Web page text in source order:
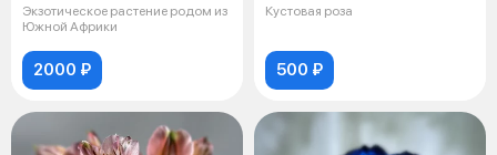
Экзотическое растение родом из
Южной Африки
2000 ₽
Кустовая роза
500 ₽